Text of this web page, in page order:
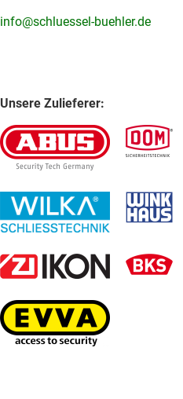
info@schluessel-buehler.de
Unsere Zulieferer: